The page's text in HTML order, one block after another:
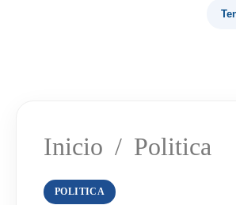
Inicio / Politica
POLITICA